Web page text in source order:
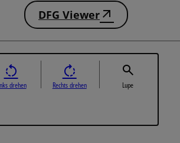
DFG Viewer
drehen Rechts drehen Lupe